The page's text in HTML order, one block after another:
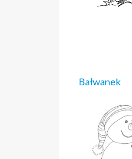
Bałwanek